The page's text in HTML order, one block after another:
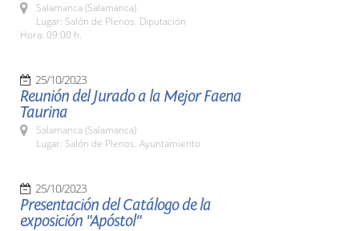
Salamanca (Salamanca)
Lugar: Salón de Plenos. Diputación
Hora: 09:00 h.
25/10/2023
Reunión del Jurado a la Mejor Faena
Taurina
Salamanca (Salamanca)
Lugar: Salón de Plenos. Ayuntamiento
25/10/2023
Presentación del Catálogo de la
exposición "Apóstol"